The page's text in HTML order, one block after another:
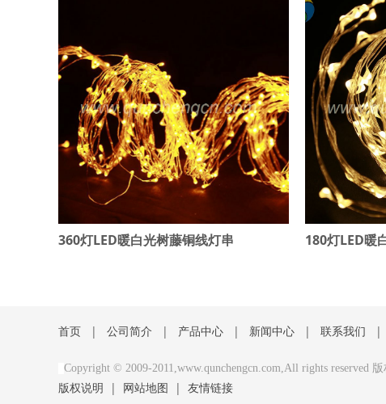
360灯LED暖白光树藤铜线灯串 180灯LED暖
首页 | 公司简介 | 产品中心 | 新闻中心 | 联系我们 |
Copyright © 2009-2011,www.qunchengcn.com,All rights reserved
版权说明 | 网站地图 | 友情链接